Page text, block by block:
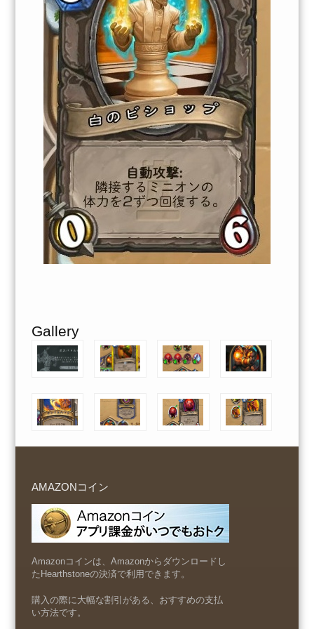
Gallery
AMAZONコイン
Amazonコインは、Amazonからダウンロードし
たHearthstoneの決済で利用できます。
購入の際に大幅な割引がある、おすすめの支払
い方法です。